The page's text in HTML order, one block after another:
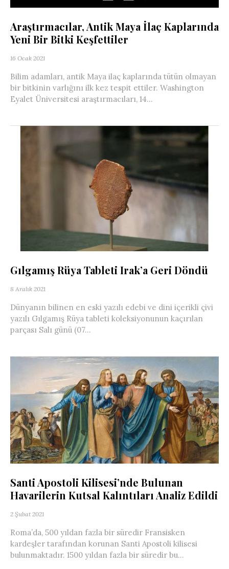
Araştırmacılar, Antik Maya İlaç Kaplarında
Yeni Bir Bitki Keşfettiler
16 Ocak 2021
Bilim adamları, antik Maya ilaç kaplarında tütün olmayan
bir bitkinin varlığını ilk kez tespit ettiler. Washington
Eyalet Üniversitesi araştırmacıları, 14...
Gılgamış Rüya Tableti Irak’a Geri Döndü
8 Aralık 2021
Dünyanın bilinen en eski yazılı edebi ve dini içerikli çivi
yazılı Gılgamış Rüya tableti koleksiyonunun kaçırılan
parçası Salı günü (07...
Santi Apostoli Kilisesi’nde Bulunan
Havarilerin Kutsal Kalıntıları Analiz Edildi
2 Şubat 2021
Roma’da, 500 yıldan fazla bir süredir Fransisken
kardeşler tarafından korunan Santi Apostoli kilisesi
bulunmaktadır. 1500 yıldan fazla bir süredir bu...